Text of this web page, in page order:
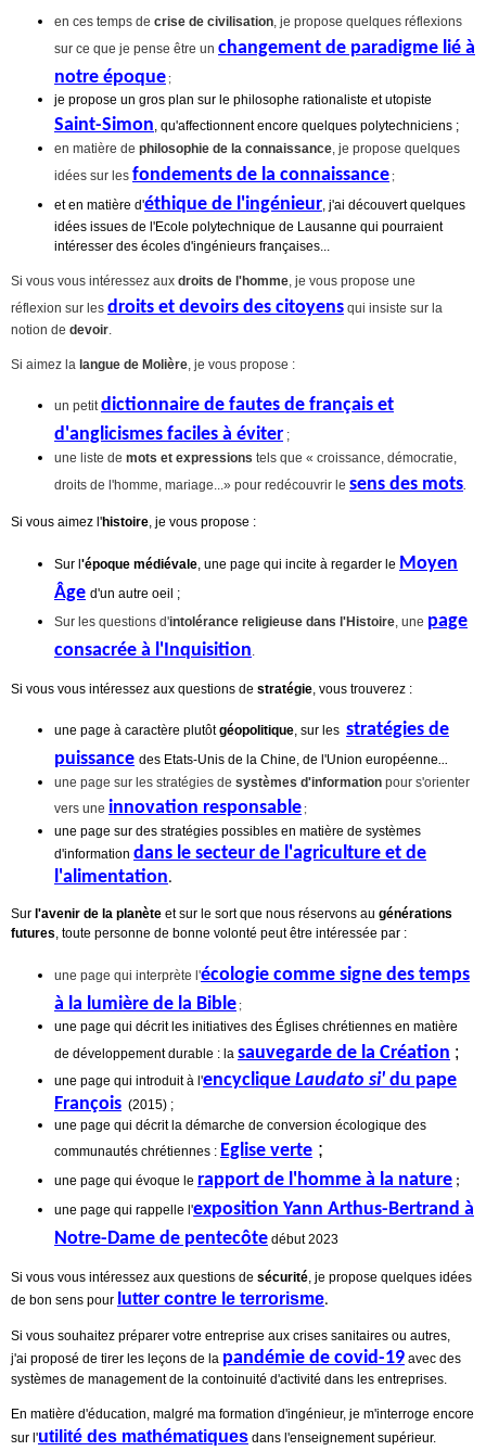
en ces temps de crise de civilisation, je propose quelques réflexions
sur ce que je pense être un changement de paradigme lié à
notre époque;
je propose un gros plan sur le philosophe rationaliste et utopiste
Saint-Simon, qu'affectionnent encore quelques polytechniciens ;
en matière de philosophie de la connaissance, je propose quelques
idées sur les fondements de la connaissance;
et en matière d'éthique de l'ingénieur, j'ai découvert quelques
idées issues de l'Ecole polytechnique de Lausanne qui pourraient
intéresser des écoles d'ingénieurs françaises...
Si vous vous intéressez aux droits de l'homme, je vous propose une
réflexion sur les droits et devoirs des citoyens qui insiste sur la
notion de devoir.
Si aimez la langue de Molière, je vous propose :
un petitdictionnaire de fautes de français et
d'anglicismes faciles à éviter ;
une liste de mots et expressions tels que « croissance, démocratie,
droits de l'homme, mariage...» pour redécouvrir le sens des mots
Si vous aimez l'histoire, je vous propose :
Sur l'époque médiévale, une page qui incite à regarder le Moyen
Âge d'un autre oeil ;
Sur les questions d'intolérance religieuse dans l'Histoire, une page
consacrée à l'Inquisition.
Si vous vous intéressez aux questions de stratégie, vous trouverez :
une page à caractère plutôtgéopolitique, sur les stratégies de
puissance des Etats-Unis de la Chine, de l'Union européenne
une page sur les stratégies de systèmes d'information pour s'orienter
vers une innovation responsable;
une page sur des stratégies possibles en matière de systèmes
d'information dans le secteur de l'agriculture et de
l'alimentation.
Sur l'avenir de la planète et sur le sort que nous réservons au générations
futures, toute personne de bonne volonté peut être intéressée par :
une page qui interprète l'écologie comme signe des temps
à la lumière de la Bible;
une page qui décrit les initiatives des Églises chrétiennes en matière
de développement durable : la sauvegarde de la Création ;
une page qui introduit à l'encyclique Laudato si' du pape
François (2015) ;
une page qui décrit la démarche de conversion écologique des
communautés chrétiennes : Eglise verte ;
une page qui évoque le rapport de l'homme à la nature ;
une page qui rappelle l'exposition Yann Arthus-Bertrand à
Notre-Dame de pentecôte début 2023
Si vous vous intéressez aux questions de sécurité, je propose quelques idées
de bon sens pour lutter contre le terrorisme.
Si vous souhaitez préparer votre entreprise aux crises sanitaires ou autres,
j'ai proposé de tirer les leçons de la pandémie de covid-19 avec des
systèmes de management de la contoinuité d'activité dans les entreprises.
En matière d'éducation, malgré ma formation d'ingénieur, je m'interroge encore
sur l'utilité des mathématiques dans l'enseignement supérieur.